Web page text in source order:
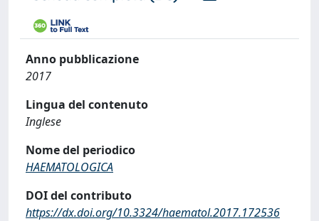
Anno pubblicazione
2017
Lingua del contenuto
Inglese
Nome del periodico
HAEMATOLOGICA
DOI del contributo
https://dx.doi.org/10.3324/haematol.2017.172536